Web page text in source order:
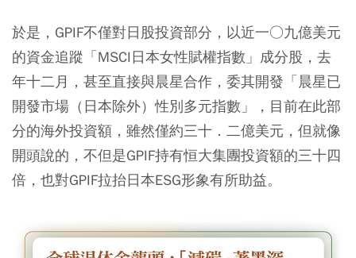
於是，GPIF不僅對日股投資部分，以近一○九億美元
的資金追蹤「MSCI日本女性賦權指數」成分股，去
年十二月，甚至直接與晨星合作，委其開發「晨星已
開發市場（日本除外）性別多元指數」，目前在此部
分的海外投資額，雖然僅約三十．二億美元，但就像
開頭說的，不但是GPIF持有恒大集團投資額的三十四
倍，也對GPIF拉抬日本ESG形象有所助益。